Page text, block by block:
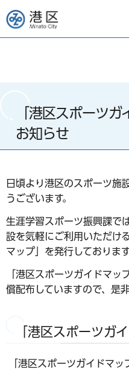
港区
「港区スポーツ
お知らせ
日頃より港区のスポーツ施
うございます。
生涯学習スポーツ振興課で
設を気軽にご利用いただけ
マップ」を発行しております
「港区スポーツガイドマッ
償配布していますので、是
「港区スポーツガ
「港区スポーツガイドマ